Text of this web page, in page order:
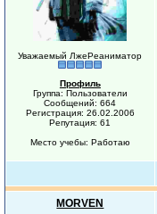
Уважаемый ЛжеРеаниматор
Профиль
Группа: Пользователи
Сообщений: 664
Регистрация: 26.02.2006
Репутация: 61
Место учебы: Работаю
MORVEN